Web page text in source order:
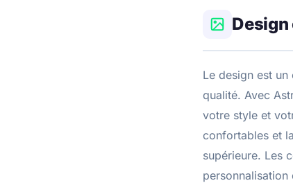
Design
Le design est
qualité. Avec
votre style et
confortables et
supérieure. Les